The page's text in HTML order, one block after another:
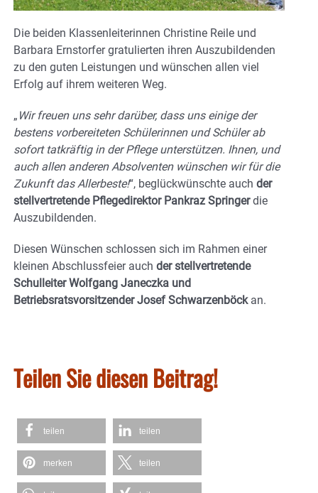
Die beiden Klassenleiterinnen Christine Reile und
Barbara Ernstorfer gratulierten ihren Auszubildenden
zu den guten Leistungen und wünschen allen viel
Erfolg auf ihrem weiteren Weg.
„ Wir freuen uns sehr darüber, dass uns einige der
bestens vorbereiteten Schülerinnen und Schüler ab
sofort tatkräftig in der Pflege unterstützen. Ihnen, und
auch allen anderen Absolventen wünschen wir für die
Zukunft das Allerbeste!“, beglückwünschte auch der
stellvertretende Pflegedirektor Pankraz Springerdie
Auszubildenden.
Diesen Wünschen schlossen sich im Rahmen einer
kleinen Abschlussfeier auch der stellvertretende
Schulleiter Wolfgang Janeczka und
Betriebsratsvorsitzender Josef Schwarzenböckan.
Teilen Sie diesen Beitrag!
teilen teilen
merken teilen